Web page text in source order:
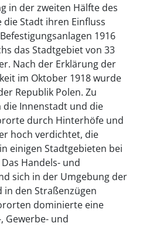
in der zweiten Hälfte des
Stadt ihren Einfluss
1916
das Stadtgebiet von 33
Nach der Erklärung der
im Oktober 1918 wurde
Republik Polen. Zu
Innenstadt und die
durch Hinterhöfe und
hoch verdichtet, die
einigen Stadtgebieten bei
Handels- und
sich in der Umgebung der
in den Straßenzügen
dominierte eine
Gewerbe- und